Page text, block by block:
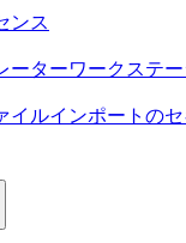
ンス
ーターワークステ
イルインポートの